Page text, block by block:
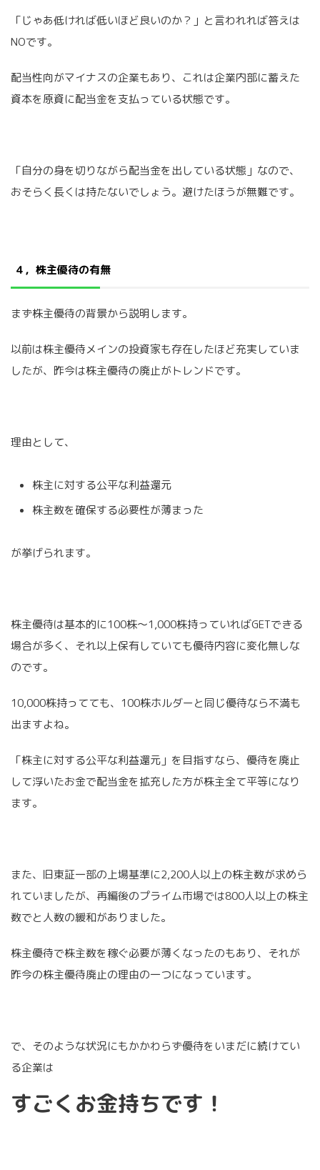
「じゃあ低ければ低いほど良いのか？」と言われれば答えは
NOです。
配当性向がマイナスの企業もあり、これは企業内部に蓄えた
資本を原資に配当金を支払っている状態です。
「自分の身を切りながら配当金を出している状態」なので、
おそらく長くは持たないでしょう。避けたほうが無難です。
４，株主優待の有無
まず株主優待の背景から説明します。
以前は株主優待メインの投資家も存在したほど充実していま
したが、昨今は株主優待の廃止がトレンドです。
理由として、
株主に対する公平な利益還元
株主数を確保する必要性が薄まった
が挙げられます。
株主優待は基本的に100株〜1,000株持っていればGETできる
場合が多く、それ以上保有していても優待内容に変化無しな
のです。
10,000株持ってても、100株ホルダーと同じ優待なら不満も
出ますよね。
「株主に対する公平な利益還元」を目指すなら、優待を廃止
して浮いたお金で配当金を拡充した方が株主全て平等になり
ます。
また、旧東証一部の上場基準に2,200人以上の株主数が求めら
れていましたが、再編後のプライム市場では800人以上の株主
数でと人数の緩和がありました。
株主優待で株主数を稼ぐ必要が薄くなったのもあり、それが
昨今の株主優待廃止の理由の一つになっています。
で、そのような状況にもかかわらず優待をいまだに続けてい
る企業は
すごくお金持ちです！